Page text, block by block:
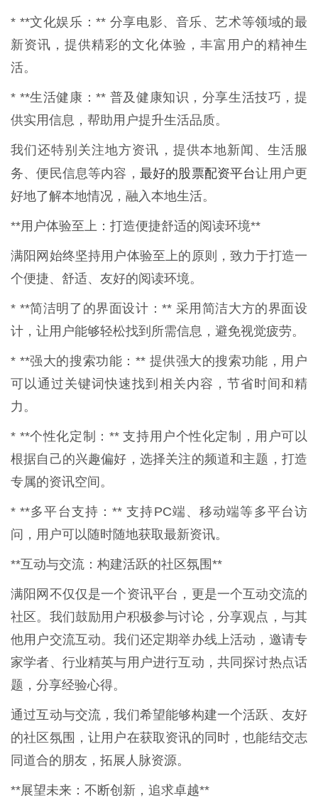
* **文化娱乐：** 分享电影、音乐、艺术等领域的最
新资讯，提供精彩的文化体验，丰富用户的精神生
活。
* **生活健康：** 普及健康知识，分享生活技巧，提
供实用信息，帮助用户提升生活品质。
我们还特别关注地方资讯，提供本地新闻、生活服
务、便民信息等内容， 最好的股票配资平台让用户更
好地了解本地情况，融入本地生活。
**用户体验至上：打造便捷舒适的阅读环境**
满阳网始终坚持用户体验至上的原则，致力于打造一
个便捷、舒适、友好的阅读环境。
* **简洁明了的界面设计：** 采用简洁大方的界面设
计，让用户能够轻松找到所需信息，避免视觉疲劳。
* **强大的搜索功能：** 提供强大的搜索功能，用户
可以通过关键词快速找到相关内容，节省时间和精
力。
* **个性化定制：** 支持用户个性化定制，用户可以
根据自己的兴趣偏好，选择关注的频道和主题，打造
专属的资讯空间。
* **多平台支持：** 支持PC端、移动端等多平台访
问，用户可以随时随地获取最新资讯。
**互动与交流：构建活跃的社区氛围**
满阳网不仅仅是一个资讯平台，更是一个互动交流的
社区。我们鼓励用户积极参与讨论，分享观点，与其
他用户交流互动。我们还定期举办线上活动，邀请专
家学者、行业精英与用户进行互动，共同探讨热点话
题，分享经验心得。
通过互动与交流，我们希望能够构建一个活跃、友好
的社区氛围，让用户在获取资讯的同时，也能结交志
同道合的朋友，拓展人脉资源。
**展望未来：不断创新，追求卓越**